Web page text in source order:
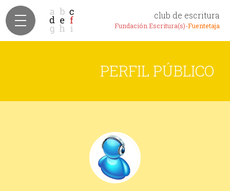
club de escritura
Fundación Escritura(s)-Fuentetaja
PERFIL PÚBLICO